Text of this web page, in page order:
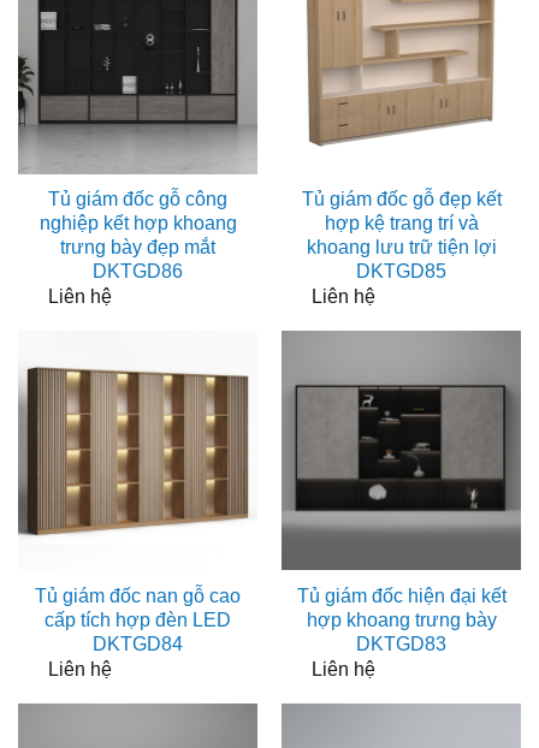
Tủ giám đốc gỗ công
nghiệp kết hợp khoang
trưng bày đẹp mắt
DKTGD86
Liên hệ
Tủ giám đốc gỗ đẹp kết
hợp kệ trang trí và
khoang lưu trữ tiện lợi
DKTGD85
Liên hệ
Tủ giám đốc nan gỗ cao
cấp tích hợp đèn LED
DKTGD84
Liên hệ
Tủ giám đốc hiện đại kết
hợp khoang trưng bày
DKTGD83
Liên hệ